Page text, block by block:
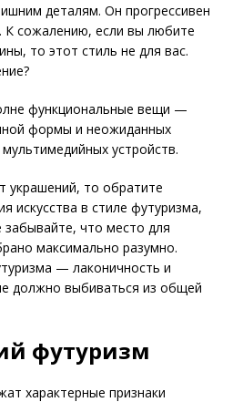
деталям. Он прогрессивен
К сожалению, если вы любите
то этот стиль не для вас.
функциональные вещи —
формы и неожиданных
устройств.
украшений, то обратите
искусства в стиле футуризма,
что место для
максимально разумно.
— лаконичность и
должно выбиваться из общей
футуризм
характерные признаки